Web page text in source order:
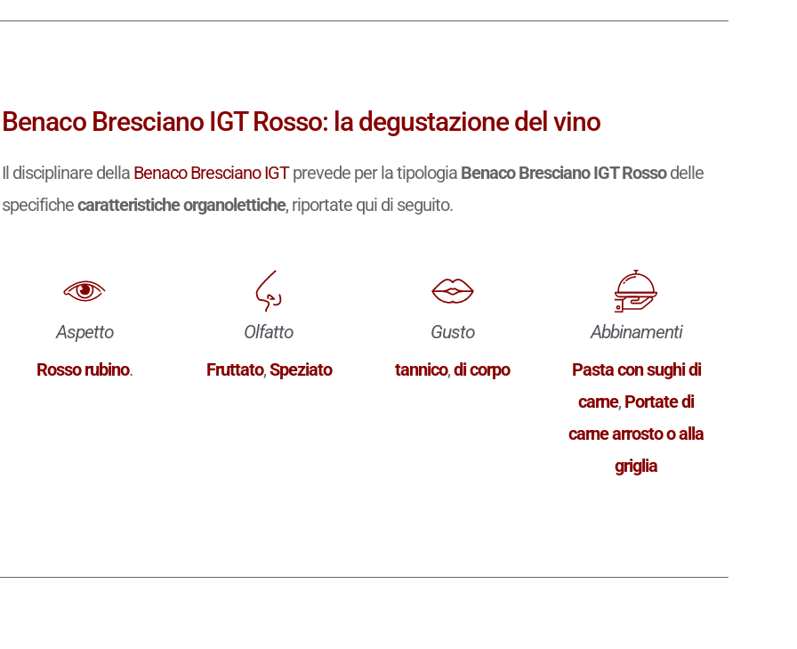
Benaco Bresciano IGT Rosso: la degustazione del vino
Il disciplinare della Benaco Bresciano IGTprevede per la tipologia Benaco Bresciano IGT Rossodelle
specifichecaratteristiche organolettiche, riportate qui di seguito.
Aspetto
Rosso rubino.
Olfatto
Fruttato,Speziato
Gusto
tannico,di corpo
Abbinamenti
Pasta con sughi di
carne, Portate di
carne arrosto o alla
griglia